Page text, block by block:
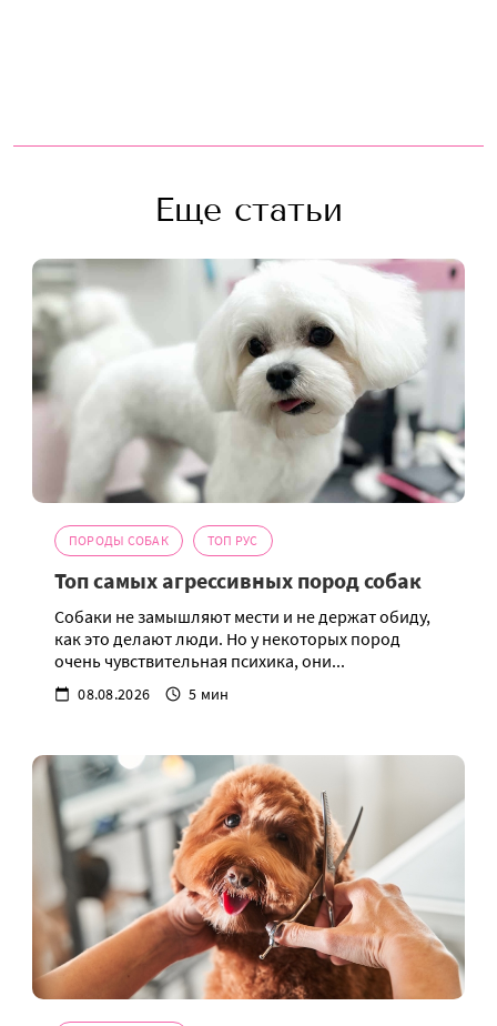
Еще статьи
ПОРОДЫ СОБАК ТОП РУС
Топ самых агрессивных пород собак
Собаки не замышляют мести и не держат обиду,
как это делают люди. Но у некоторых пород
очень чувствительная психика, они...
08.08.2026 5 мин